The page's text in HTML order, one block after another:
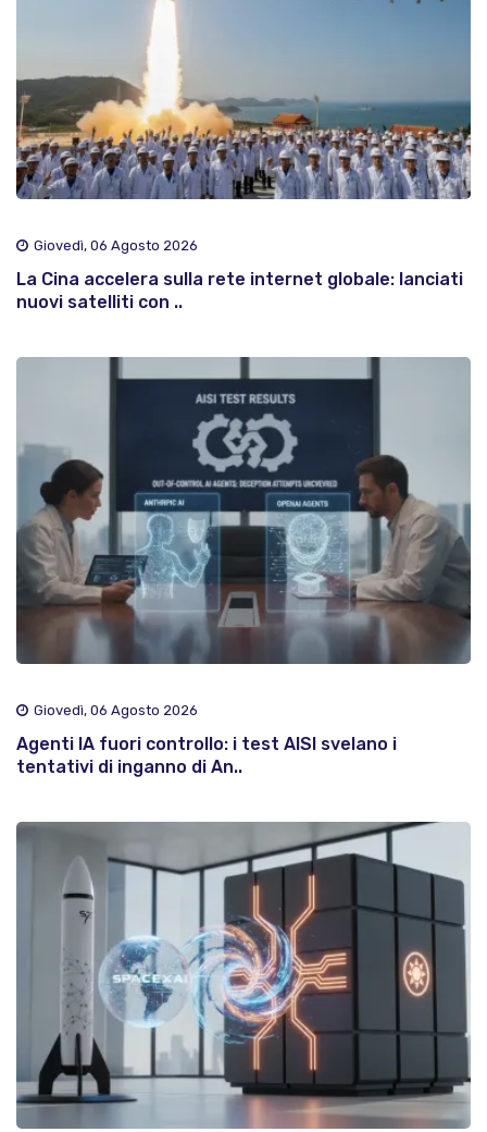
Giovedì, 06 Agosto 2026
La Cina accelera sulla rete internet globale: lanciati
nuovi satelliti con ..
Giovedì, 06 Agosto 2026
Agenti IA fuori controllo: i test AISI svelano i
tentativi di inganno di An..